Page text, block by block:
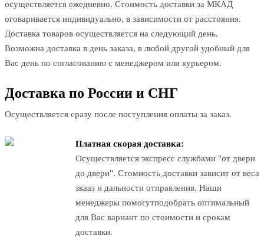
осуществляется ежедневно. Стоимость доставки за МКАД
оговаривается индивидуально, в зависимости от расстояния.
Доставка товаров осуществляется на следующий день.
Возможна доставка в день заказа, в любой другой удобный для
Вас день по согласованию с менеджером или курьером.
Доставка по России и СНГ
Осуществляется сразу после поступления оплаты за заказ.
Платная скорая доставка:
Осуществляется экспресс службами "от двери
до двери". Стомиость доставки зависит от веса
зкааз и дальности отправления. Наши
менеджеры помогутподобрать оптимальный
для Вас вариант по стоимости и срокам
доставки.